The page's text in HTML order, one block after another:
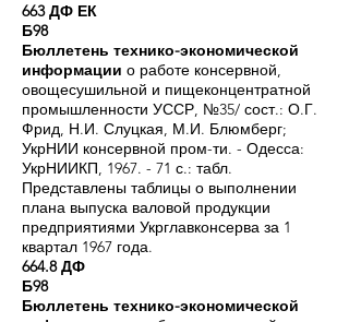
663 ДФ ЕК
Б98
Бюллетень технико-экономической
информации о работе консервной,
овощесушильной и пищеконцентратной
промышленности УССР, №35/ сост.: О.Г.
Фрид, Н.И. Слуцкая, М.И. Блюмберг;
УкрНИИ консервной пром-ти. - Одесса:
УкрНИИКП, 1967. - 71 с.: табл.
Представлены таблицы о выполнении
плана выпуска валовой продукции
предприятиями Укрглавконсерва за 1
квартал 1967 года.
664.8 ДФ
Б98
Бюллетень технико-экономической